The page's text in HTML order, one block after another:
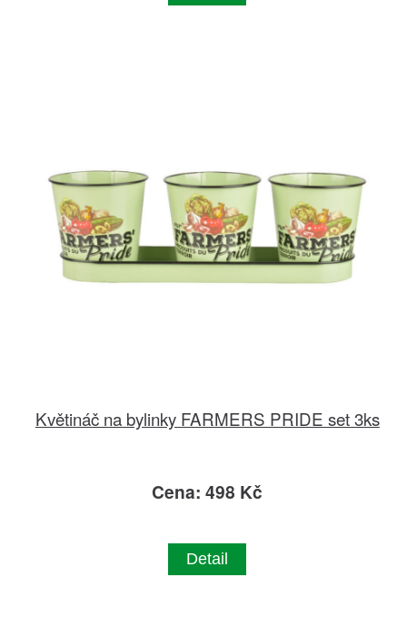
Květináč na bylinky FARMERS PRIDE set 3ks
Cena: 498 Kč
Detail